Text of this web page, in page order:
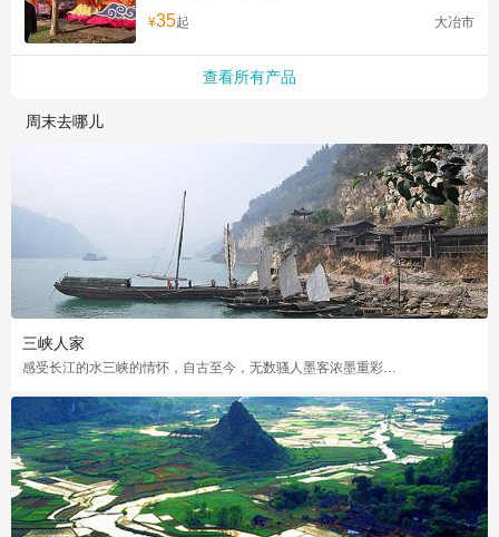
¥35起 大冶市
查看所有产品
周末去哪儿
三峡人家
感受长江的水三峡的情怀，自古至今，无数骚人墨客浓墨重彩的描绘三峡，赶紧领略三峡的壮美吧！